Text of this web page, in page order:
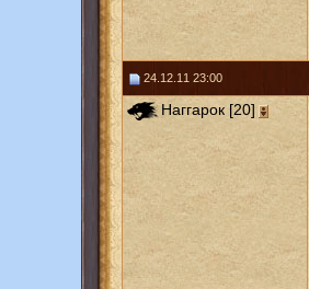
24.12.11 23:00
Наггарок [20]